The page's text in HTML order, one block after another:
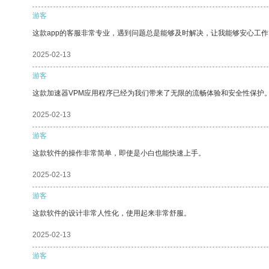
游客
这款app的客服非常专业，遇到问题总是能够及时解决，让我能够安心工
2025-02-13
游客
这款加速器VPM应用程序已经为我们带来了无限的流畅体验和安全性保护
2025-02-13
游客
这款软件的操作非常简单，即使是小白也能快速上手。
2025-02-13
游客
这款软件的设计非常人性化，使用起来非常舒服。
2025-02-13
游客